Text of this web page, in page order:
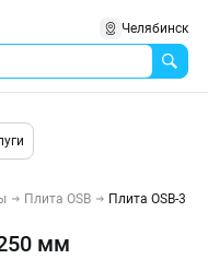
Челябинск
Плита OSB Плита OSB-3
мм